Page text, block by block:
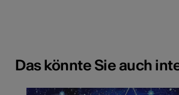
Das könnte Sie auch